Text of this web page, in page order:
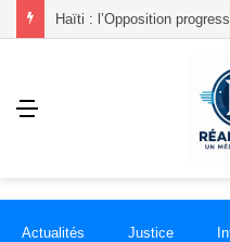
Menu
Actualités Justice